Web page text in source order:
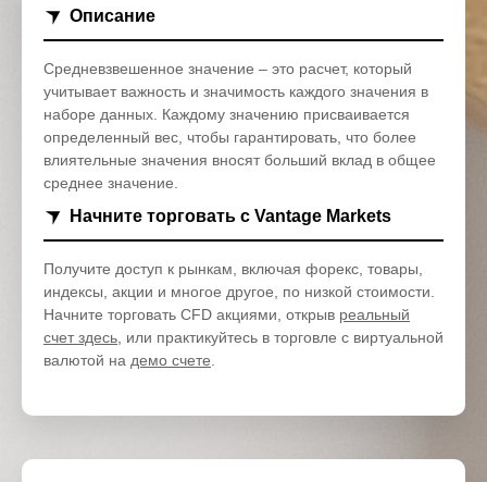
Описание
Средневзвешенное значение – это расчет, который
учитывает важность и значимость каждого значения в
наборе данных. Каждому значению присваивается
определенный вес, чтобы гарантировать, что более
влиятельные значения вносят больший вклад в общее
среднее значение.
Начните торговать с Vantage Markets
Получите доступ к рынкам, включая форекс, товары,
индексы, акции и многое другое, по низкой стоимости.
Начните торговать CFD акциями, открыв реальный
счет здесь , или практикуйтесь в торговле с виртуальной
валютой на демо счете